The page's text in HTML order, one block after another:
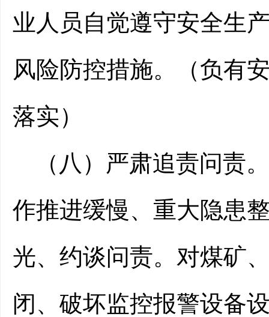
业人员自觉遵守安全生
风险防控措施。（负有
落实）
（八） 严肃追责问责。
作推进缓慢、重大隐患
光、 约谈问责。对煤矿
闭、破坏监控报警设备